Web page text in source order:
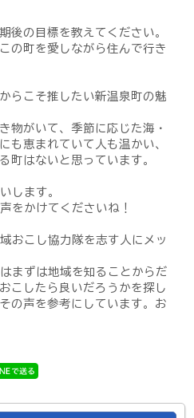
の目標を教えてください。
の町を愛しながら住んで行き
らこそ推したい新温泉町の魅
物がいて、季節に応じた海・
も恵まれていて人も温かい、
町はないと思っています。
します。
をかけてくださいね！
おこし協力隊を志す人にメッ
まずは地域を知ることからだ
こしたら良いだろうかを探し
の声を参考にしています。お